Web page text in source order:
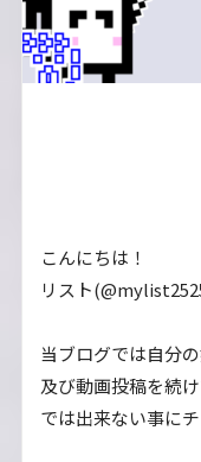
こんにちは！
リスト
当ブログでは自分
及び動画投稿を続
では出来ない事に